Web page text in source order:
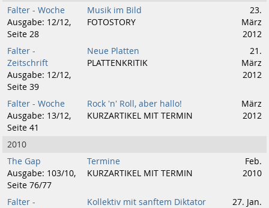
Falter - Woche
Ausgabe: 12/12,
Seite 28
Musik im Bild
FOTOSTORY
23.
März
2012
Falter -
Zeitschrift
Ausgabe: 12/12,
Seite 39
Neue Platten
PLATTENKRITIK
21.
März
2012
Falter - Woche
Ausgabe: 13/12,
Seite 41
Rock 'n' Roll, aber hallo!
KURZARTIKEL MIT TERMIN
März
2012
2010
The Gap
Ausgabe: 103/10,
Seite 76/77
Termine
KURZARTIKEL MIT TERMIN
Feb.
2010
Falter -
Kollektiv mit sanftem Diktator
27. Jan.